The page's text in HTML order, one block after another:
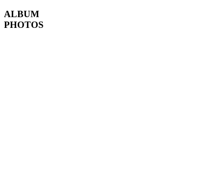
ALBUM
PHOTOS